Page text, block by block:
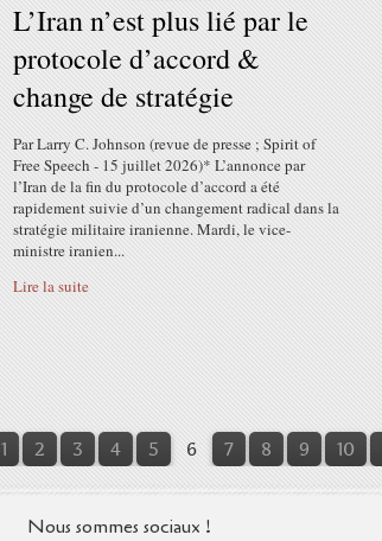
L’Iran n’est plus lié par le
protocole d’accord &
change de stratégie
Par Larry C. Johnson (revue de presse ; Spirit of
Free Speech - 15 juillet 2026)* L’annonce par
l’Iran de la fin du protocole d’accord a été
rapidement suivie d’un changement radical dans la
stratégie militaire iranienne. Mardi, le vice-
ministre iranien...
Lire la suite
1 2 3 4 5 6 7 8 9 10
Nous sommes sociaux !